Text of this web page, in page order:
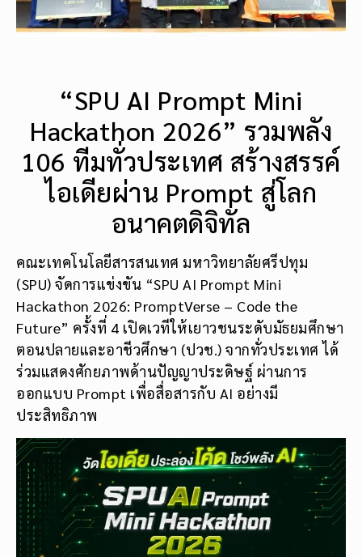
“SPU AI Prompt Mini
Hackathon 2026” รวมพลัง
106 ทีมทั่วประเทศ สร้างสรรค์
ไอเดียผ่าน Prompt สู่โลก
อนาคตดิจิทัล
คณะเทคโนโลยีสารสนเทศ มหาวิทยาลัยศรีปทุม
(SPU) จัดการแข่งขัน “SPU AI Prompt Mini
Hackathon 2026: PromptVerse – Code the
Future” ครั้งที่ 4 เปิดเวทีให้เยาวชนระดับมัธยมศึกษา
ตอนปลายและอาชีวศึกษา (ปวช.) จากทั่วประเทศ ได้
ร่วมแสดงศักยภาพด้านปัญญาประดิษฐ์ ผ่านการ
ออกแบบ Prompt เพื่อสื่อสารกับ AI อย่างมี
ประสิทธิภาพ